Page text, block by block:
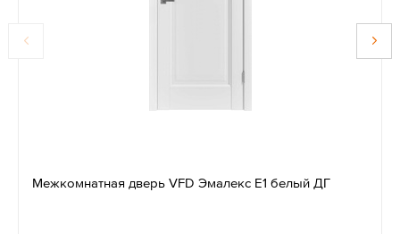
Межкомнатная дверь VFD Эмалекс E1 белый ДГ